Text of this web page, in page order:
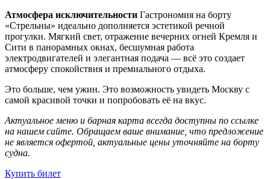
Атмосфера исключительности Гастрономия на борту
«Стрельны» идеально дополняется эстетикой речной
прогулки. Мягкий свет, отражение вечерних огней Кремля и
Сити в панорамных окнах, бесшумная работа
электродвигателей и элегантная подача — всё это создает
атмосферу спокойствия и премиального отдыха.
Это больше, чем ужин. Это возможность увидеть Москву с
самой красивой точки и попробовать её на вкус.
Актуальное меню и барная карта всегда доступны по ссылке
на нашем сайте. Обращаем ваше внимание, что предложение
не является офертой, актуальные цены уточняйте на борту
судна.
Купить билет